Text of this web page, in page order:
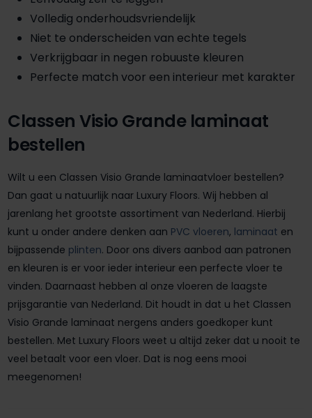
Volledig onderhoudsvriendelijk
Niet te onderscheiden van echte tegels
Verkrijgbaar in negen robuuste kleuren
Perfecte match voor een interieur met karakter
Classen Visio Grande laminaat
bestellen
Wilt u een Classen Visio Grande laminaatvloer bestellen?
Dan gaat u natuurlijk naar Luxury Floors. Wij hebben al
jarenlang het grootste assortiment van Nederland. Hierbij
kunt u onder andere denken aan PVC vloeren, laminaat en
bijpassende plinten. Door ons divers aanbod aan patronen
en kleuren is er voor ieder interieur een perfecte vloer te
vinden. Daarnaast hebben al onze vloeren de laagste
prijsgarantie van Nederland. Dit houdt in dat u het Classen
Visio Grande laminaat nergens anders goedkoper kunt
bestellen. Met Luxury Floors weet u altijd zeker dat u nooit te
veel betaalt voor een vloer. Dat is nog eens mooi
meegenomen!